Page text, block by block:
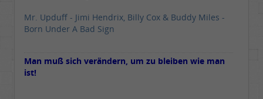
Mr. Upduff - Jimi Hendrix, Billy Cox & Buddy Miles -
Born Under A Bad Sign
Man muß sich verändern, um zu bleiben wie man
ist!